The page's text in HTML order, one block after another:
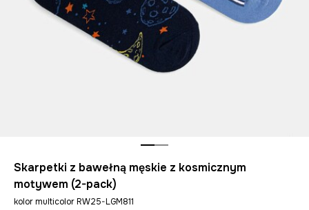
Skarpetki z bawełną męskie z kosmicznym
motywem (2-pack)
kolor multicolor RW25-LGM811